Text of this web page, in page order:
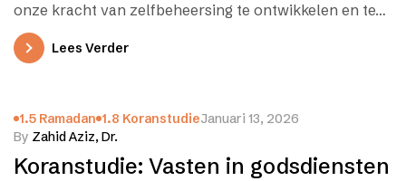
onze kracht van zelfbeheersing te ontwikkelen en te…
Lees Verder
1.5 Ramadan 1.8 KoranstudieJanuari 13, 2026
By Zahid Aziz, Dr.
Koranstudie: Vasten in godsdiensten